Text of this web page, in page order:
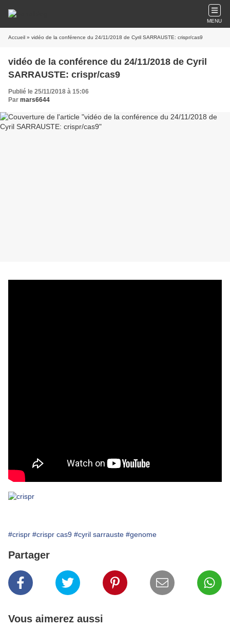
MENU
Accueil » vidéo de la conférence du 24/11/2018 de Cyril SARRAUSTE: crispr/cas9
vidéo de la conférence du 24/11/2018 de Cyril
SARRAUSTE: crispr/cas9
Publié le 25/11/2018 à 15:06
Par mars6644
#crispr #crispr cas9 #cyril sarrauste #genome
Partager
Vous aimerez aussi